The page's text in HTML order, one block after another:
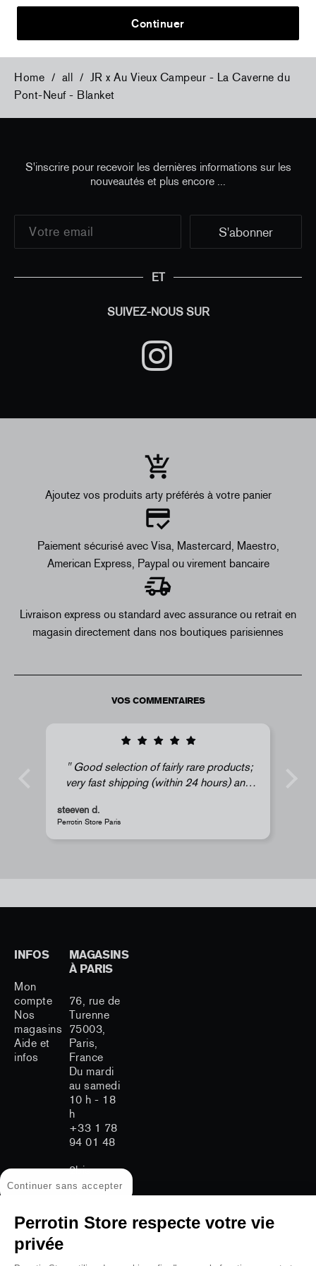
Home / all / JR x Au Vieux Campeur - La Caverne du
Pont-Neuf - Blanket
S'inscrire pour recevoir les dernières informations sur les
nouveautés et plus encore ...
ET
SUIVEZ-NOUS SUR
Ajoutez vos produits arty préférés à votre panier
Paiement sécurisé avec Visa, Mastercard, Maestro,
American Express, Paypal ou virement bancaire
Livraison express ou standard avec assurance ou retrait en
magasin directement dans nos boutiques parisiennes
VOS COMMENTAIRES
Good selection of fairly rare products;
very fast shipping (within 24 hours) and
steeven d.
Perrotin Store Paris
INFOS
Mon
compte
Nos
magasins
Aide et
infos
MAGASINS
À PARIS
76, rue de
Turenne
75003,
Paris,
France
Du mardi
au samedi
10 h - 18
h
+33 1 78
94 01 48
2bis
avenue
Paris
Continuer
Continuer sans accepter
Perrotin Store respecte votre vie
privée